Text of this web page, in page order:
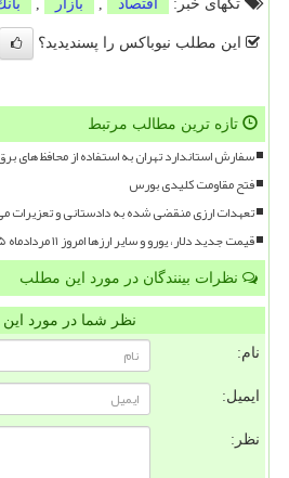
تگهای خبر: اقتصاد بازار
این مطلب نیوباکس را پسندیدید؟
تازه ترین مطالب مرتبط
سفارش استاندارد تهران به استفاده از محافظ های
فتح مقاومت کلیدی بورس
تعهدات ارزی منقضی شده به دادستانی و تعزیرات
قیمت جدید دلار، یورو و سایر ارزها امروز ۱۱ مردادماه ۱۴۰۵
نظرات بینندگان در مورد این مطلب
نظر شما در مورد
نام:
ایمیل:
نظر: